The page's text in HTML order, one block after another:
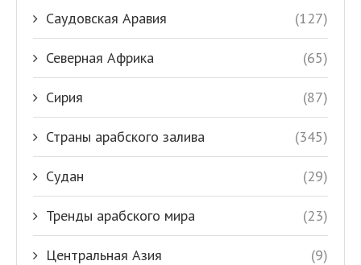
Саудовская Аравия (127)
Северная Африка (65)
Сирия (87)
Страны арабского залива (345)
Судан (29)
Тренды арабского мира (23)
Центральная Азия (9)